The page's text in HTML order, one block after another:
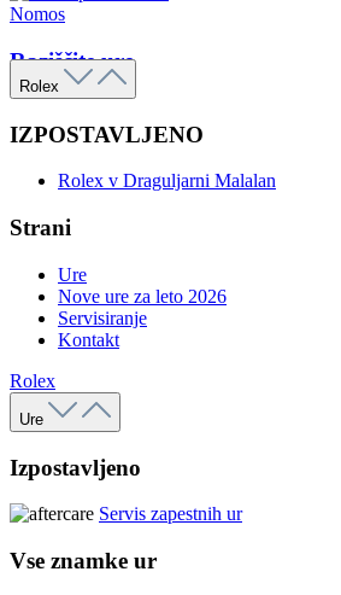
Nomos
Raziščite ure
Rolex
IZPOSTAVLJENO
Rolex v Draguljarni Malalan
Strani
Ure
Nove ure za leto 2026
Servisiranje
Kontakt
Rolex
Ure
Izpostavljeno
Servis zapestnih ur
Vse znamke ur